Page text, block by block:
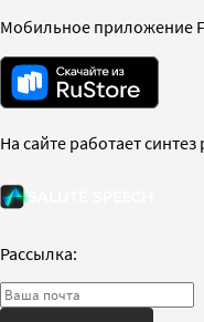
Мобильное приложение
На сайте работает синтез
Рассылка: